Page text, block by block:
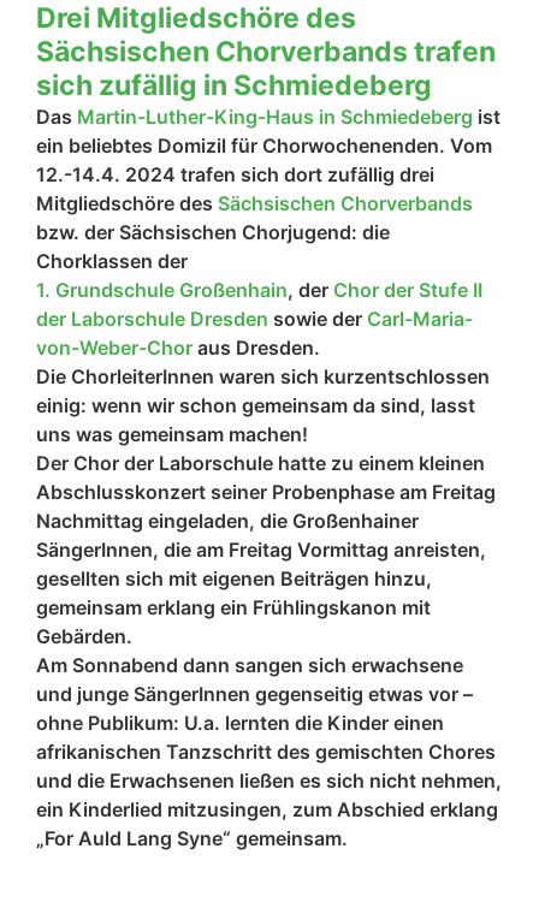
Drei Mitgliedschöre des
Sächsischen Chorverbands trafen
sich zufällig in Schmiedeberg
Das Martin-Luther-King-Haus in Schmiedeberg ist
ein beliebtes Domizil für Chorwochenenden. Vom
12.-14.4. 2024 trafen sich dort zufällig drei
Mitgliedschöre des Sächsischen Chorverbands
bzw. der Sächsischen Chorjugend: die
Chorklassen der
1. Grundschule Großenhain, der Chor der Stufe II
der Laborschule Dresden sowie der Carl-Maria-
von-Weber-Chor aus Dresden.
Die ChorleiterInnen waren sich kurzentschlossen
einig: wenn wir schon gemeinsam da sind, lasst
uns was gemeinsam machen!
Der Chor der Laborschule hatte zu einem kleinen
Abschlusskonzert seiner Probenphase am Freitag
Nachmittag eingeladen, die Großenhainer
SängerInnen, die am Freitag Vormittag anreisten,
gesellten sich mit eigenen Beiträgen hinzu,
gemeinsam erklang ein Frühlingskanon mit
Gebärden.
Am Sonnabend dann sangen sich erwachsene
und junge SängerInnen gegenseitig etwas vor –
ohne Publikum: U.a. lernten die Kinder einen
afrikanischen Tanzschritt des gemischten Chores
und die Erwachsenen ließen es sich nicht nehmen,
ein Kinderlied mitzusingen, zum Abschied erklang
„For Auld Lang Syne“ gemeinsam.